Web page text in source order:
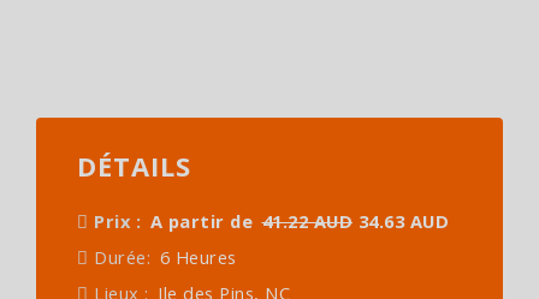
DÉTAILS
Prix : A partir de 41.22 AUD 34.63 AUD
Durée: 6 Heures
Lieux : Ile des Pins, NC